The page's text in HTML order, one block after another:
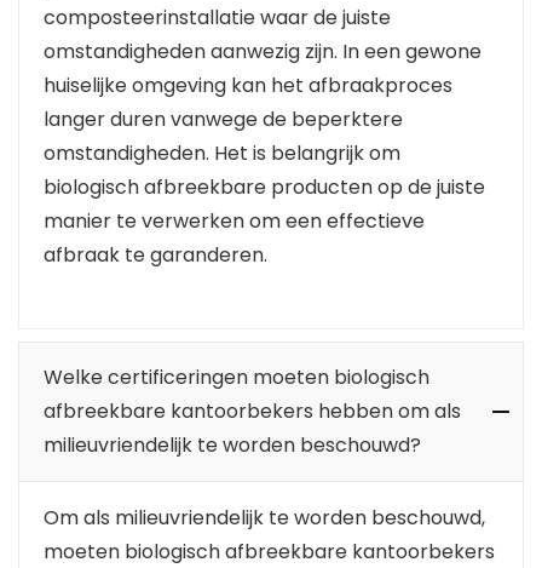
composteerinstallatie waar de juiste
omstandigheden aanwezig zijn. In een gewone
huiselijke omgeving kan het afbraakproces
langer duren vanwege de beperktere
omstandigheden. Het is belangrijk om
biologisch afbreekbare producten op de juiste
manier te verwerken om een effectieve
afbraak te garanderen.
Welke certificeringen moeten biologisch
afbreekbare kantoorbekers hebben om als
milieuvriendelijk te worden beschouwd?
Om als milieuvriendelijk te worden beschouwd,
moeten biologisch afbreekbare kantoorbekers